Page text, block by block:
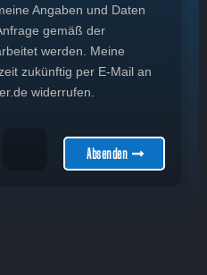
Angaben und Daten
gemäß der
werden. Meine
zukünftig per E-Mail an
widerrufen.
Absenden